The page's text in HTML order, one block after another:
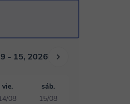
- 15, 2026
vie.
08
sáb.
15/08